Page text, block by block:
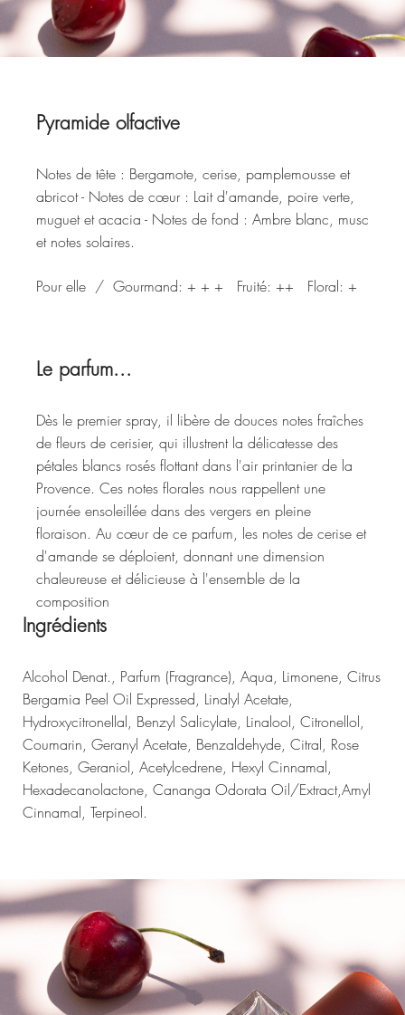
Pyramide olfactive
Notes de tête : Bergamote, cerise, pamplemousse et
abricot - Notes de cœur : Lait d'amande, poire verte,
muguet et acacia - Notes de fond : Ambre blanc, musc
et notes solaires.
Pour elle / Gourmand: + + + Fruité: ++ Floral: +
Le parfum...
Dès le premier spray, il libère de douces notes fraîches
de fleurs de cerisier, qui illustrent la délicatesse des
pétales blancs rosés flottant dans l'air printanier de la
Provence. Ces notes florales nous rappellent une
journée ensoleillée dans des vergers en pleine
floraison. Au cœur de ce parfum, les notes de cerise et
d'amande se déploient, donnant une dimension
chaleureuse et délicieuse à l'ensemble de la
composition
Ingrédients
Alcohol Denat., Parfum (Fragrance), Aqua, Limonene, Citrus
Bergamia Peel Oil Expressed, Linalyl Acetate,
Hydroxycitronellal, Benzyl Salicylate, Linalool, Citronellol,
Coumarin, Geranyl Acetate, Benzaldehyde, Citral, Rose
Ketones, Geraniol, Acetylcedrene, Hexyl Cinnamal,
Hexadecanolactone, Cananga Odorata Oil/Extract,Amyl
Cinnamal, Terpineol.